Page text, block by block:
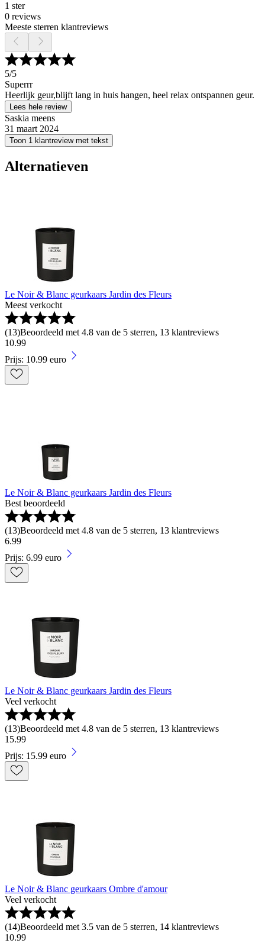
1 ster
0 reviews
Meeste sterren klantreviews
5/5
Superrr
Heerlijk geur,blijft lang in huis hangen, heel relax ontspannen geur.
Lees hele review
Saskia meens
31 maart 2024
Toon 1 klantreview met tekst
Alternatieven
Le Noir & Blanc geurkaars Jardin des Fleurs
Meest verkocht
(13)Beoordeeld met 4.8 van de 5 sterren, 13 klantreviews
10.99
Prijs: 10.99 euro
Le Noir & Blanc geurkaars Jardin des Fleurs
Best beoordeeld
(13)Beoordeeld met 4.8 van de 5 sterren, 13 klantreviews
6.99
Prijs: 6.99 euro
Le Noir & Blanc geurkaars Jardin des Fleurs
Veel verkocht
(13)Beoordeeld met 4.8 van de 5 sterren, 13 klantreviews
15.99
Prijs: 15.99 euro
Le Noir & Blanc geurkaars Ombre d'amour
Veel verkocht
(14)Beoordeeld met 3.5 van de 5 sterren, 14 klantreviews
10.99